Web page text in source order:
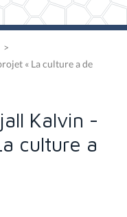
« La culture a de
Kalvin -
culture a